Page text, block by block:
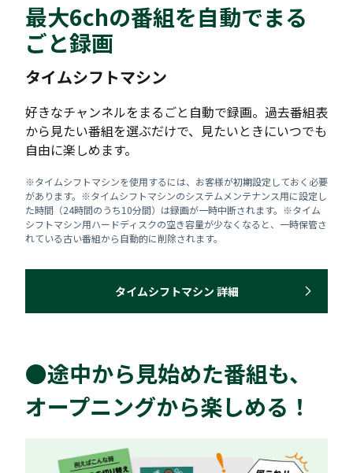
最大6chの番組を自動でまる
ごと録画
タイムシフトマシン
好きなチャンネルをまるごと自動で録画。過去番組表
から見たい番組を選ぶだけで、見たいときにいつでも
自由に楽しめます。
※タイムシフトマシンを使用するには、お客様が初期設定しておく必要
があります。※タイムシフトマシンのシステムメンテナンス用に設定し
た時間（24時間のうち10分間）は録画が一時中断されます。※タイム
シフトマシン用ハードディスクの空き容量が少なくなると、一時保管さ
れている古い番組から自動的に削除されます。
タイムシフトマシン 詳細
●途中から見始めた番組も、
オープニングから楽しめる！